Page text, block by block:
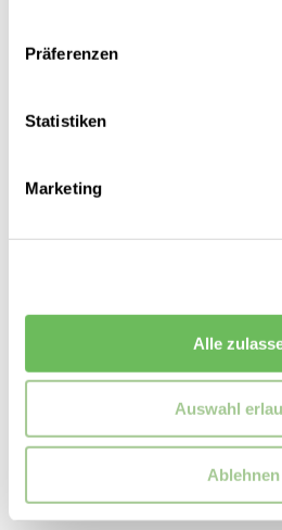
Präferenzen
Statistiken
Marketing
Alle
Auswahl
Ablehnen
adidas
130,00 €